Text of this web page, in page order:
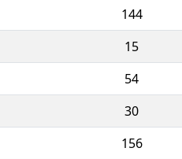
144
15
54
30
156